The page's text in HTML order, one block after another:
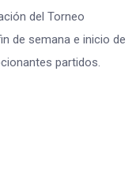
del Torneo
de semana e inicio de
partidos.